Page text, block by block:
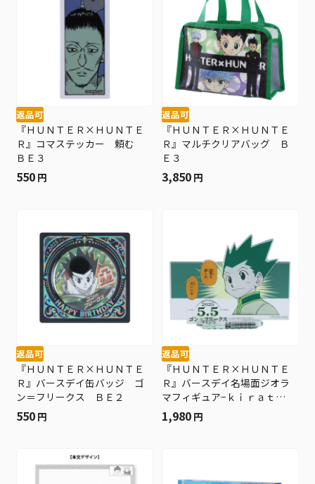
返品可
『ＨＵＮＴＥＲ×ＨＵＮＴＥ
Ｒ』コマステッカー 頼む
ＢＥ３
550 円
返品可
『ＨＵＮＴＥＲ×ＨＵＮＴＥ
Ｒ』マルチクリアバッグ Ｂ
Ｅ３
3,850 円
返品可
『ＨＵＮＴＥＲ×ＨＵＮＴＥ
Ｒ』バースデイ缶バッジ ゴ
ン＝フリークス ＢＥ２
550 円
返品可
『ＨＵＮＴＥＲ×ＨＵＮＴＥ
Ｒ』バースデイ名場面ジオラ
マフィギュア−ｋｉｒａｔ
☆− （箔入りアクリル） ゴ
ン＝フリークス ＢＥ２
1,980 円